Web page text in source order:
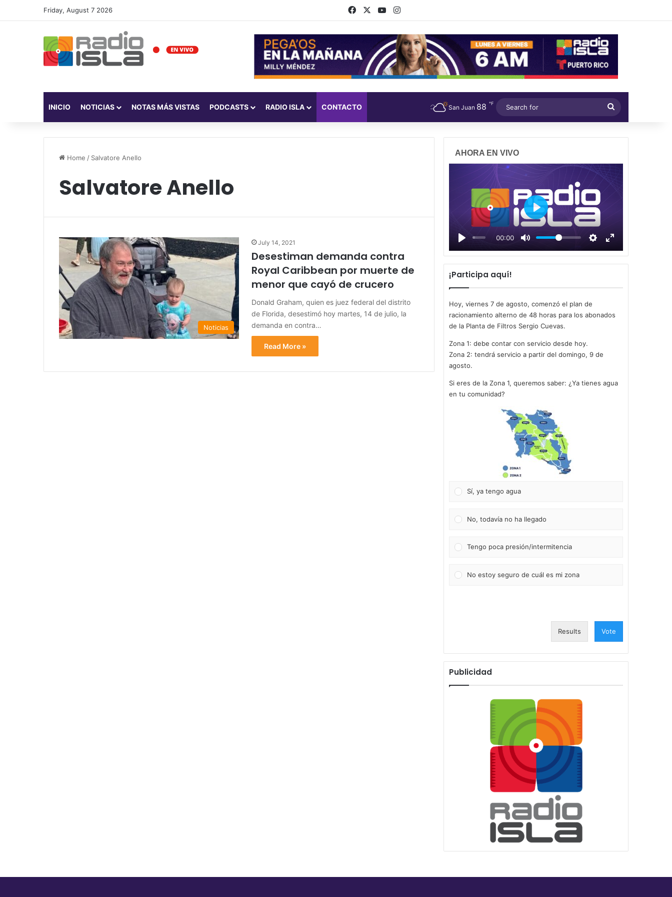
Friday, August 7 2026 FacebookYouTubeInstagram
INICIO NOTICIAS NOTAS MÁS VISTAS PODCASTS RADIO ISLA CONTACTO San Juan 88 ℉
for
Home / Salvatore Anello
Salvatore Anello
Noticias
July 14, 2021
Desestiman demanda contra
Royal Caribbean por muerte de
menor que cayó de crucero
Donald Graham, quien es juez federal del distrito
de Florida, desestimó hoy martes, 14 de julio, la
demanda en contra…
Read More »
AHORA EN VIVO
00:00
P
l
a
y
¡Participa aquí!
Hoy, viernes 7 de agosto, comenzó el plan de
racionamiento alterno de 48 horas para los abonados
de la Planta de Filtros Sergio Cuevas.
Zona 1: debe contar con servicio desde hoy.
Zona 2: tendrá servicio a partir del domingo, 9 de
agosto.
Si eres de la Zona 1, queremos saber: ¿Ya tienes agua
en tu comunidad?
Sí, ya tengo agua
No, todavía no ha llegado
Tengo poca presión/intermitencia
No estoy seguro de cuál es mi zona
Results Vote
Publicidad